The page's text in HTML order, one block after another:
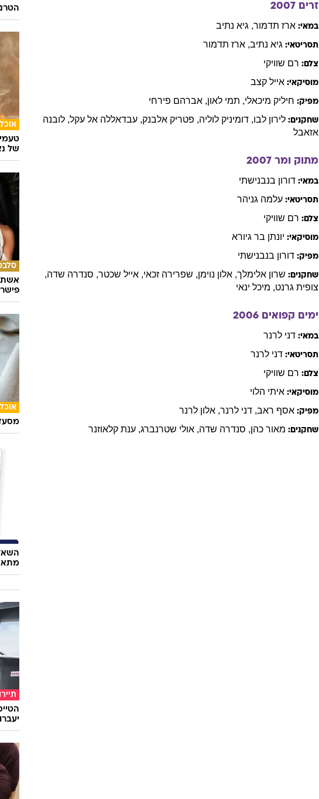
זרים 2007
במאי: ארז תדמור, גיא נתיב
תסריטאי: גיא נתיב, ארז תדמור
צלם: רם שוויקי
מוסיקאי: אייל קצב
מפיק: חיליק מיכאלי, תמי לאון, אברהם פירחי
שחקנים: לירון לבו, דומיניק לוליה, פטריק אלבנק, עבדאללה אל עקל, לובנה
אזאבל
מתוק ומר 2007
במאי: דורון בנבנישתי
תסריטאי: עלמה גניהר
צלם: רם שוויקי
מוסיקאי: יונתן בר גיורא
מפיק: דורון בנבנישתי
שחקנים: שרון אלימלך, אלון נוימן, שפרירה זכאי, אייל שכטר, סנדרה שדה,
צופית גרנט, מיכל ינאי
ימים קפואים 2006
במאי: דני לרנר
תסריטאי: דני לרנר
צלם: רם שוויקי
מוסיקאי: איתי הלוי
מפיק: אסף ראב, דני לרנר, אלון לרנר
שחקנים: מאור כהן, סנדרה שדה, אולי שטרנברג, ענת קלאוזנר
אוכל
של
אוכל